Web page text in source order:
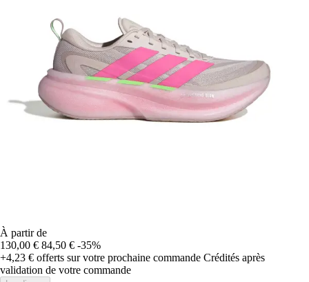
À partir de
130,00 € 84,50 € -35%
+4,23 € offerts sur votre prochaine commande Crédités après
validation de votre commande